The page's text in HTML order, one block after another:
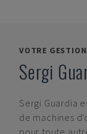
VOTRE
Sergi
Sergi Guardia
de machines
pour toute